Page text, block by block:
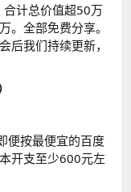
合计总价值超50万
。全部免费分享。
后我们持续更新，
便按最便宜的百度
开支至少600元左